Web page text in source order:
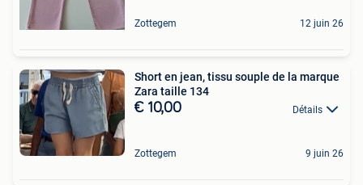
Zottegem 12 juin 26
Short en jean, tissu souple de la marque
Zara taille 134
€ 10,00 Détails
Zottegem 9 juin 26